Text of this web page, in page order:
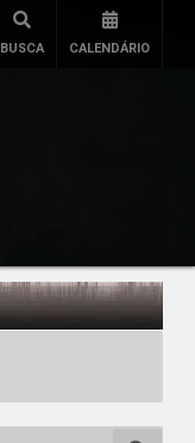
BUSCA CALENDÁRIO